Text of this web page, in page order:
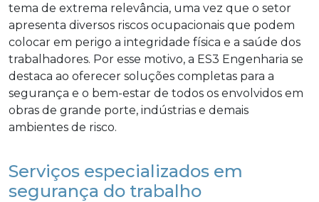
tema de extrema relevância, uma vez que o setor
apresenta diversos riscos ocupacionais que podem
colocar em perigo a integridade física e a saúde dos
trabalhadores. Por esse motivo, a ES3 Engenharia se
destaca ao oferecer soluções completas para a
segurança e o bem-estar de todos os envolvidos em
obras de grande porte, indústrias e demais
ambientes de risco.
Serviços especializados em
segurança do trabalho